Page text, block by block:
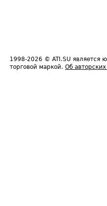
1998-2026 © ATI.SU является
торговой маркой. Об